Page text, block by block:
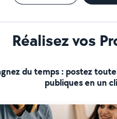
Réalisez vos
du temps : postez
publiques en un